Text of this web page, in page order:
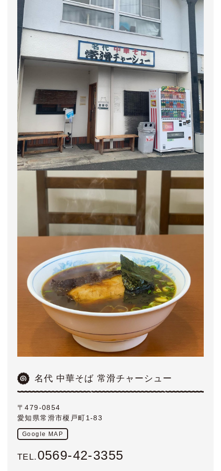
名代 中華そば 常滑チャーシュー
〒479-0854
愛知県常滑市榎戸町1-83
Google MAP
TEL. 0569-42-3355